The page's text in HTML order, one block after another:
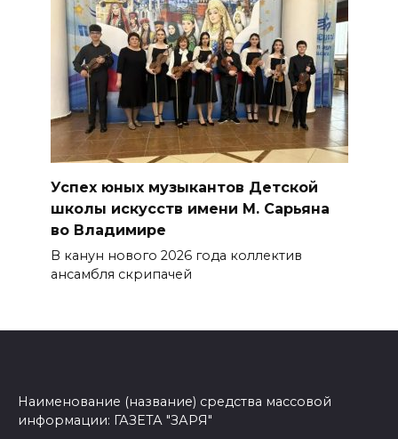
Успех юных музыкантов Детской
школы искусств имени М. Сарьяна
во Владимире
В канун нового 2026 года коллек­тив
ансамбля скрипачей
Наименование (название) средства массовой
информации: ГАЗЕТА "ЗАРЯ"